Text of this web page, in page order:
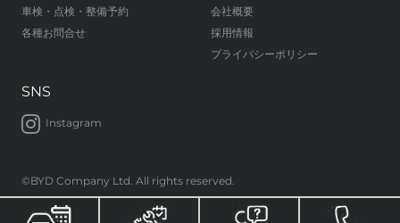
車検・点検・整備予約
各種お問合せ
会社概要
採用情報
プライバシーポリシー
SNS
Instagram
©BYD Company Ltd. All rights reserved.